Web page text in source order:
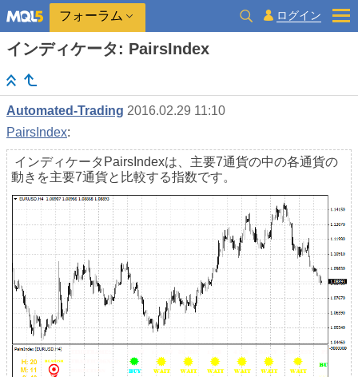
フォーラム ログイン
インディケータ: PairsIndex
Automated-Trading 2016.02.29 11:10
PairsIndex:
インディケータPairsIndexは、主要7通貨の中の各通貨の
動きを主要7通貨と比較する指数です。